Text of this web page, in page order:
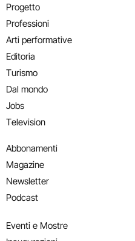
Progetto
Professioni
Arti performative
Editoria
Turismo
Dal mondo
Jobs
Television
Abbonamenti
Magazine
Newsletter
Podcast
Eventi e Mostre